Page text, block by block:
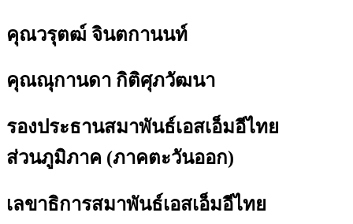
คุณวรุตฒ์ จินตกานนท์
คุณณุกานดา กิติศุภวัฒนา
รองประธานสมาพันธ์เอสเอ็มอีไทย
ส่วนภูมิภาค (ภาคตะวันออก)
เลขาธิการสมาพันธ์เอสเอ็มอีไทย